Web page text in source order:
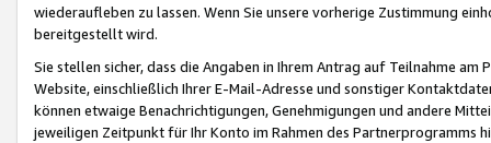
wiederaufleben zu lassen. Wenn Sie unsere vorherige Zustimmung
bereitgestellt wird.
Sie stellen sicher, dass die Angaben in Ihrem Antrag auf Teilnahme
Website, einschließlich Ihrer E-Mail-Adresse und sonstiger
können etwaige Benachrichtigungen, Genehmigungen und andere
jeweiligen Zeitpunkt für Ihr Konto im Rahmen des Partnerprogramms